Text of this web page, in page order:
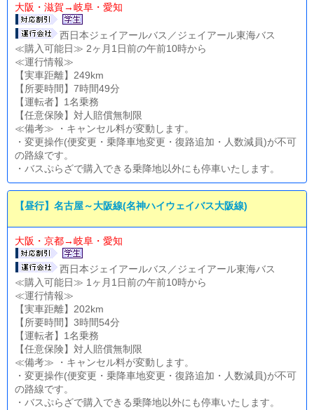
大阪・滋賀→岐阜・愛知
西日本ジェイアールバス／ジェイアール東海バス
≪購入可能日≫ 2ヶ月1日前の午前10時から
≪運行情報≫
【実車距離】249km
【所要時間】7時間49分
【運転者】1名乗務
【任意保険】対人賠償無制限
≪備考≫ ・キャンセル料が変動します。
・変更操作(便変更・乗降車地変更・復路追加・人数減員)が不可
の路線です。
・バスぷらざで購入できる乗降地以外にも停車いたします。
【昼行】名古屋～大阪線(名神ハイウェイバス大阪線)
大阪・京都→岐阜・愛知
西日本ジェイアールバス／ジェイアール東海バス
≪購入可能日≫ 1ヶ月1日前の午前10時から
≪運行情報≫
【実車距離】202km
【所要時間】3時間54分
【運転者】1名乗務
【任意保険】対人賠償無制限
≪備考≫ ・キャンセル料が変動します。
・変更操作(便変更・乗降車地変更・復路追加・人数減員)が不可
の路線です。
・バスぷらざで購入できる乗降地以外にも停車いたします。